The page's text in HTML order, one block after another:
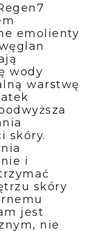
emolienty
wody
warstwę
skóry.
i
skóry
jest
nie